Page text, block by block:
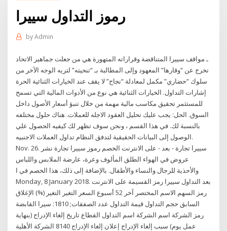
رموز التداول سييرا
byAdmin
ـ مواقف سييرا المتناقضة وقراراته المتهورة هي من جعلت جماهير الاتحاد
تخرج عن “وقارها” المعهود وإلى المطالبة بـ “تنحيته” لتريه الوجه الآخر من
سلوك “حضاري” مكمل لمعادلة “نجاح” لا يقف عند الخيارات الثنائية الحرة
إشارات التداول. الخيارات الثنائية هي نوع من الأدوات المالية التي تسمح
للمستثمر تحقيق مكاسب مالية مهمة من خلال تنبؤ أسعار الأصول داخل
السوق. الحل: يجب عليك تحليل العقود الاجله للعملات. هناك حلول مختلفه
بالنسبة لك. في هذا القسم ، ونحن سوف تظهر لك كيفيه الحصول علي
الوصول إلى البيانات الحقيقية لتدفق النظام تداول العملات الاجنبيه.
Nov. 26. سييرا تجارة - بعد - على الانترنت الخصم رموز سييرا تجارة نشر
عروض في الهواء الطلق المألوف وعرة، عارضة الملابس واللباس
والأحذية للرجال والنساء والأطفال. بالإضافة إلى ذلك، هذا الخصم في ا
Monday, 8 January 2018. بعد التداول سييرا رمز القسيمة على الانترنت
رمز السهم الاسم المختصر آخر 52 أسبوع السعر التغير التغير (%) الإغلاق
السابق حجم التداول قيمة التداول عدد الصفقات; 1810: سيرا القابضة
رمز الشركة اسم الشركة اسم التداول القطاع تاريخ إلغاء الإدراج (بنهاية
عمل يوم) سبب إلغاء الإدراج إعلان إلغاء الإدراج 8140 الشركة الأهلية